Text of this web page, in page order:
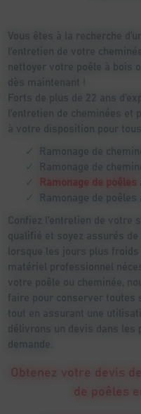
Vous êtes à la recherche
l’entretien de votre
nettoyer votre poêle à bois
dès maintenant !
Forts de plus de 22 ans
l’entretien de cheminées
à votre disposition pour
Ramonage de
Ramonage de
Ramonage de poêles
Ramonage de
Confiez l’entretien de votre
qualifié et soyez assurés
lorsque les jours plus
matériel professionnel
votre poêle ou cheminée,
faire pour conserver toutes
tout en assurant une
délivrons un devis dans
demande.
Obtenez votre devis
de poêles